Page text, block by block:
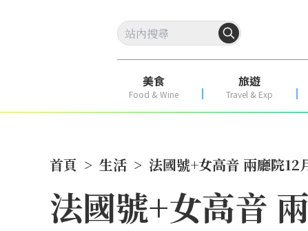
美食
Food & Wine
旅遊
Travel & Exp
首頁 > 生活 > 法國號+女高音 兩廳院12
法國號+女高音